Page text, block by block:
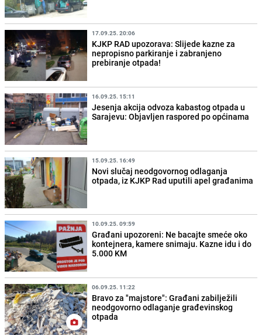
17.09.25. 20:06
KJKP RAD upozorava: Slijede kazne za
nepropisno parkiranje i zabranjeno
prebiranje otpada!
16.09.25. 15:11
Jesenja akcija odvoza kabastog otpada u
Sarajevu: Objavljen raspored po općinama
15.09.25. 16:49
Novi slučaj neodgovornog odlaganja
otpada, iz KJKP Rad uputili apel građanima
10.09.25. 09:59
Građani upozoreni: Ne bacajte smeće oko
kontejnera, kamere snimaju. Kazne idu i do
5.000 KM
06.09.25. 11:22
Bravo za "majstore": Građani zabilježili
neodgovorno odlaganje građevinskog
otpada